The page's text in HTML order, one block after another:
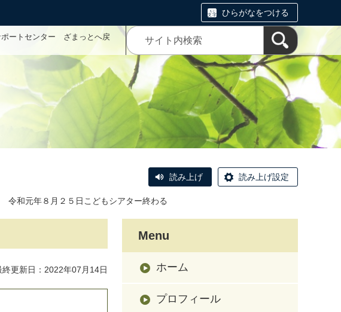
ひらがなをつける
ポートセンター ざまっとへ戻
読み上げ 読み上げ設定
令和元年８月２５日こどもシアター終わる
更新日：2022年07月14日
Menu
ホーム
プロフィール